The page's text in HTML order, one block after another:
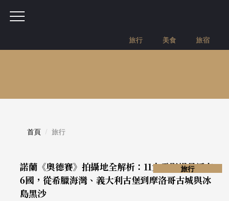
旅行 美食 旅宿
首頁 旅行
諾蘭《奧德賽》拍攝地全解析：11大電影場景遍布
6國，從希臘海灣、義大利古堡到摩洛哥古城與冰
島黑沙
旅行